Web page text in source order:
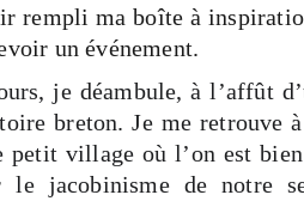
rempli ma boîte à
un événement.
je déambule, à l’affût
breton. Je me retrouve
petit village où l’on est
le jacobinisme de